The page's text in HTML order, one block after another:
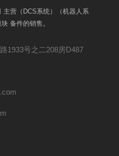
主营（DCS系统）（机器人系
备件的销售。
1933号之二208房D487